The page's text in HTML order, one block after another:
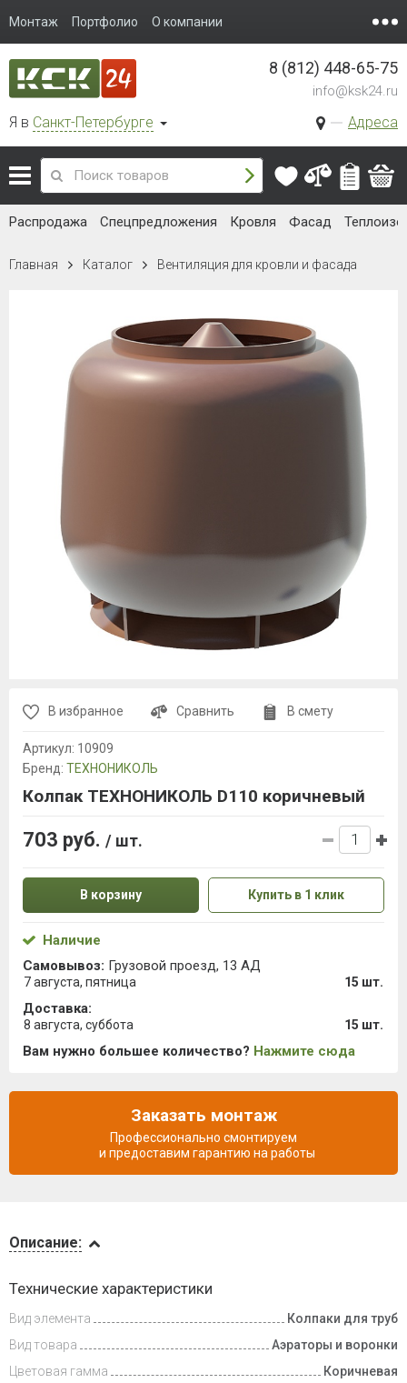
Монтаж Портфолио О компании
Я в Санкт-Петербурге Адреса
8 (812) 448-65-75
info@ksk24.ru
Распродажа Спецпредложения Кровля Фасад
Главная Каталог Вентиляция для кровли и фасада
Доставка
и оплата
Описание:
Технические характеристики
Вид элемента
Колпаки для труб
Вид товара
Аэраторы и воронки
Цветовая гамма
Коричневая
В избранное Сравнить В смету
Артикул: 10909
Бренд: ТЕХНОНИКОЛЬ
Колпак ТЕХНОНИКОЛЬ D110 коричневый
703 руб. / шт.
В корзину Купить в 1 клик
Наличие
Самовывоз: Грузовой проезд, 13 АД
7 августа, пятница 15 шт.
Доставка:
8 августа, суббота 15 шт.
Вам нужно большее количество? Нажмите сюда
Заказать монтаж
Профессионально смонтируем
и предоставим гарантию на работы